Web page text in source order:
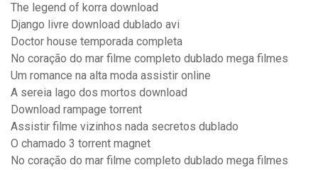
The legend of korra download
Django livre download dublado avi
Doctor house temporada completa
No coração do mar filme completo dublado mega filmes
Um romance na alta moda assistir online
A sereia lago dos mortos download
Download rampage torrent
Assistir filme vizinhos nada secretos dublado
O chamado 3 torrent magnet
No coração do mar filme completo dublado mega filmes